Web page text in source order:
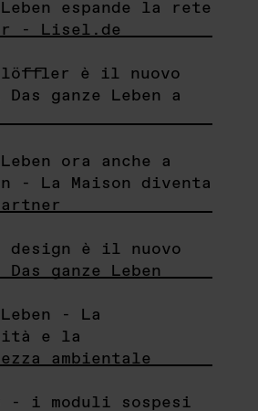
espande la rete
- Lisel.de
löffler è il nuovo
ganze Leben a
ora anche a
- La Maison diventa
design è il nuovo
ganze Leben
- La
e la
ambientale
- i moduli sospesi